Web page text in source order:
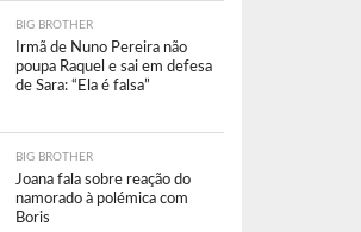
BIG BROTHER
Irmã de Nuno Pereira não
poupa Raquel e sai em defesa
de Sara: “Ela é falsa”
BIG BROTHER
Joana fala sobre reação do
namorado à polémica com
Boris